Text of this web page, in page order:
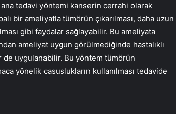
tedavi yöntemi kanserin cerrahi olarak
bir ameliyatla tümörün çıkarılması, daha uzun
gibi faydalar sağlayabilir. Bu ameliyata
ameliyat uygun görülmediğinde hastalıklı
de uygulanabilir. Bu yöntem tümörün
yönelik casuslukların kullanılması tedavide